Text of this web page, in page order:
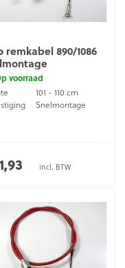
remkabel 890/1086
voorraad
101 - 110 cm
Snelmontage
incl. BTW